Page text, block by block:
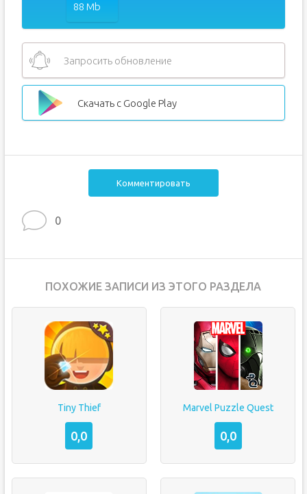
88 Mb
Запросить обновление
Скачать с Google Play
Комментировать
0
ПОХОЖИЕ ЗАПИСИ ИЗ ЭТОГО РАЗДЕЛА
Tiny Thief
0,0
Marvel Puzzle Quest
0,0